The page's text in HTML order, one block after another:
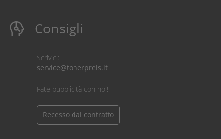
Consigli
Scrivici:
service@tonerpreis.it
Fate pubblicità con noi!
Recesso dal contratto